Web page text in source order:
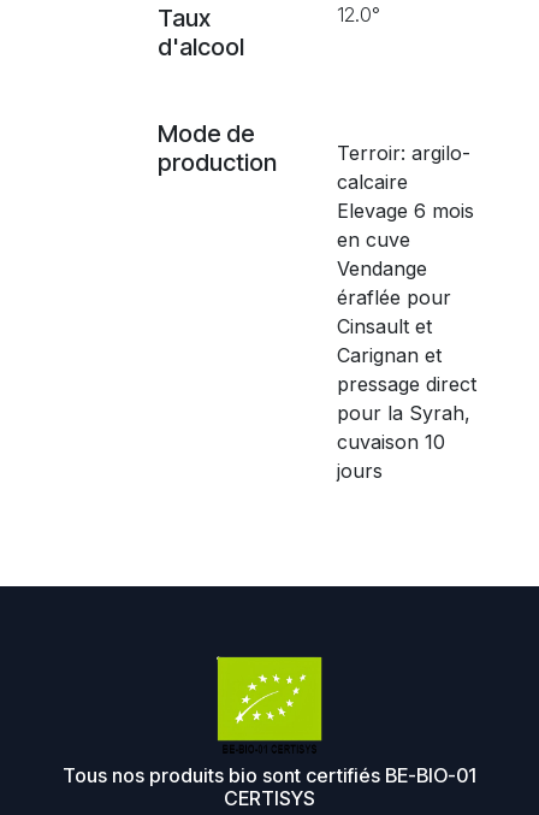
Taux
d'alcool
12.0°
Mode de
production
Terroir: argilo-
calcaire
Elevage 6 mois
en cuve
Vendange
éraflée pour
Cinsault et
Carignan et
pressage direct
pour la Syrah,
cuvaison 10
jours
Tous nos produits bio sont certifiés BE-BIO-01
CERTISYS